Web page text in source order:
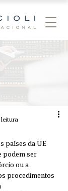
leitura
países da UE
podem ser
ou a
procedimentos